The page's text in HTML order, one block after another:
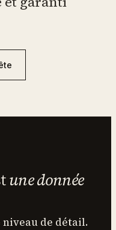
une donnée
de détail.